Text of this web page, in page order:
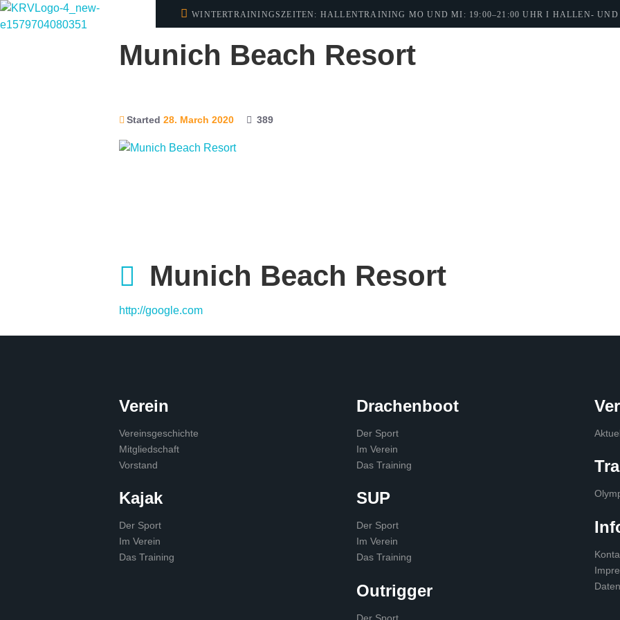
WINTERTRAININGSZEITEN: HALLENTRAINING MO UND MI: 19:00–21:00 UHR I HALLEN-
Munich Beach Resort
Started 28. March 2020 389
Munich Beach Resort
http://google.com
Verein
Vereinsgeschichte
Mitgliedschaft
Vorstand
Kajak
Der Sport
Im Verein
Das Training
Drachenboot
Der Sport
Im Verein
Das Training
SUP
Der Sport
Im Verein
Das Training
Outrigger